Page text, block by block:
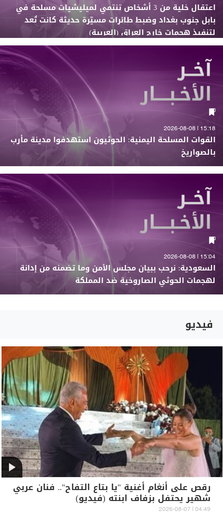
اعتقال خلية من 3 أشخاص تنتمي لميليشيات مسلحة في
بابل جنوب بغداد وضبط طائرات مسيّرة حديثة كانت تُعد
لتنفيذ هجمات خارج العراق (العربية)
15:18 | 2026-08-08
القوات المسلحة اليمنية: الحوثيون استهدفوا مدينة مأرب
بالصواريخ
15:04 | 2026-08-08
السعودية: نرحب ببيان مجلس الأمن وما تضمنه من إدانة
لهجمات الحوثي الصاروخية ضد المملكة
فيديو
رقص على أنغام أغنية "يا بتاع التفاح".. فنان عربي
شهير يحتفل بزفاف ابنته (فيديو)
04:49 | 2026-08-07